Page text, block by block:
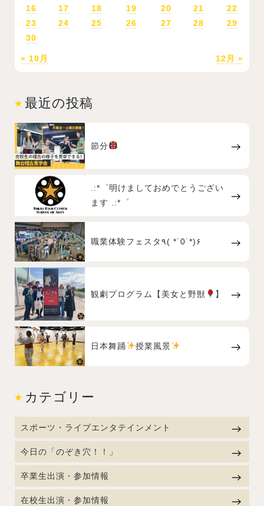
« 10月 12月 »
16 17 18 19 20 21
22
23
24 25 26 27 28
29
30
最近の投稿
節分
.:*゜明けましておめでとうござい
ます .:*゜
職業体験フェスタ٩( *˙0˙*)۶
観劇プログラム【美女と野獣 】
日本舞踊 授業風景
カテゴリー
スポーツ・ライブエンタテインメント
今日の「のぞき穴！！」
卒業生出演・参加情報
在校生出演・参加情報